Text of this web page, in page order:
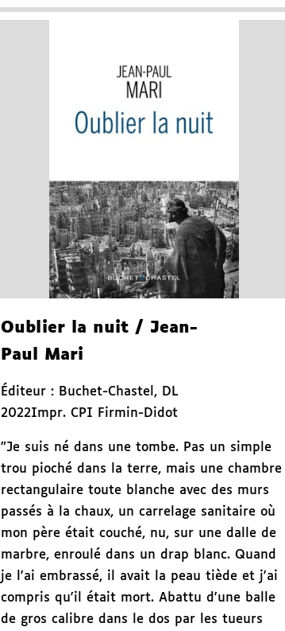
Oublier la nuit/ Jean-
Paul Mari
Éditeur : Buchet-Chastel , DL
2022Impr. CPI Firmin-Didot
"Je suis né dans une tombe. Pas un simple
trou pioché dans la terre, mais une chambre
rectangulaire toute blanche avec des murs
passés à la chaux, un carrelage sanitaire où
mon père était couché, nu, sur une dalle de
marbre, enroulé dans un drap blanc. Quand
je l'ai embrassé, il avait la peau tiède et j'ai
compris qu'il était mort. Abattu d'une balle
de gros calibre dans le dos par les tueurs